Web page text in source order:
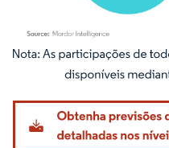
Imagem © Mordor Intelligence. O